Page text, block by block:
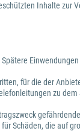
Inhalte zur
für die der
zu
Schäden, die auf